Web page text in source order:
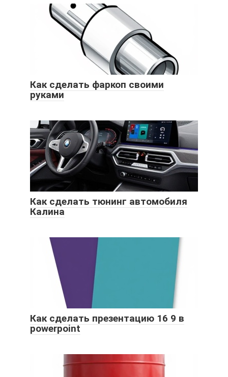
Как сделать фаркоп своими
руками
Как сделать тюнинг автомобиля
Калина
Как сделать презентацию 16 9 в
powerpoint